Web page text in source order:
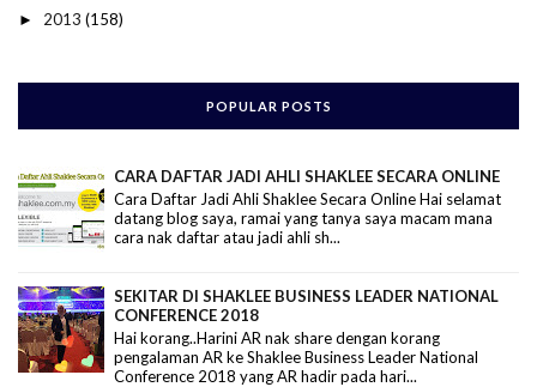
► 2013 (158)
POPULAR POSTS
CARA DAFTAR JADI AHLI SHAKLEE SECARA ONLINE
Cara Daftar Jadi Ahli Shaklee Secara Online Hai selamat
datang blog saya, ramai yang tanya saya macam mana
cara nak daftar atau jadi ahli sh...
SEKITAR DI SHAKLEE BUSINESS LEADER NATIONAL
CONFERENCE 2018
Hai korang..Harini AR nak share dengan korang
pengalaman AR ke Shaklee Business Leader National
Conference 2018 yang AR hadir pada hari...